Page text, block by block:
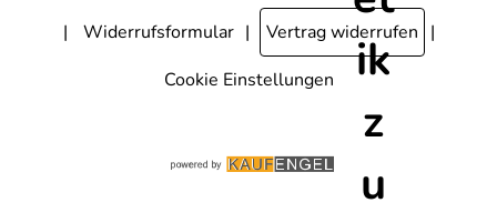
Widerrufsformular
Vertrag widerrufen
Cookie Einstellungen